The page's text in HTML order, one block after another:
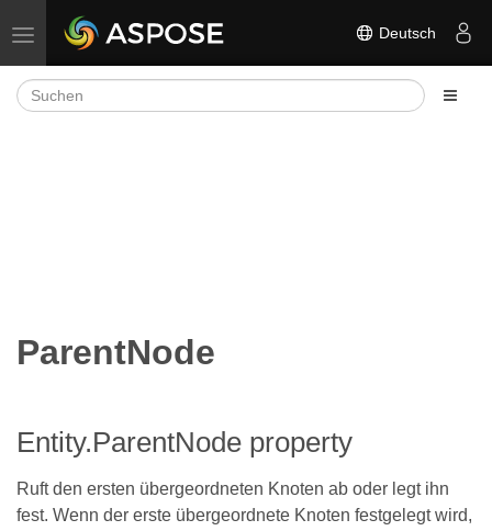
Navigation umschalten Deutsch
ParentNode
Entity.ParentNode property
Ruft den ersten übergeordneten Knoten ab oder legt ihn
fest. Wenn der erste übergeordnete Knoten festgelegt wird,